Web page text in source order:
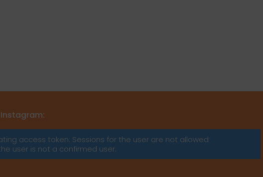
access token: Sessions for the user are not allowed
user is not a confirmed user.